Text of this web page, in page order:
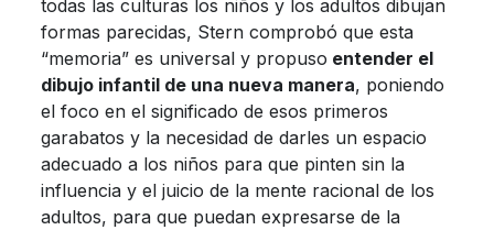
todas las culturas los niños y los adultos dibujan
formas parecidas, Stern comprobó que esta
“memoria” es universal y propuso entender el
dibujo infantil de una nueva manera, poniendo
el foco en el significado de esos primeros
garabatos y la necesidad de darles un espacio
adecuado a los niños para que pinten sin la
influencia y el juicio de la mente racional de los
adultos, para que puedan expresarse de la